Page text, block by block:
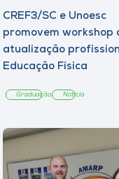
CREF3/SC e Unoesc
promovem workshop
atualização
Educação Física
Graduação Notícia